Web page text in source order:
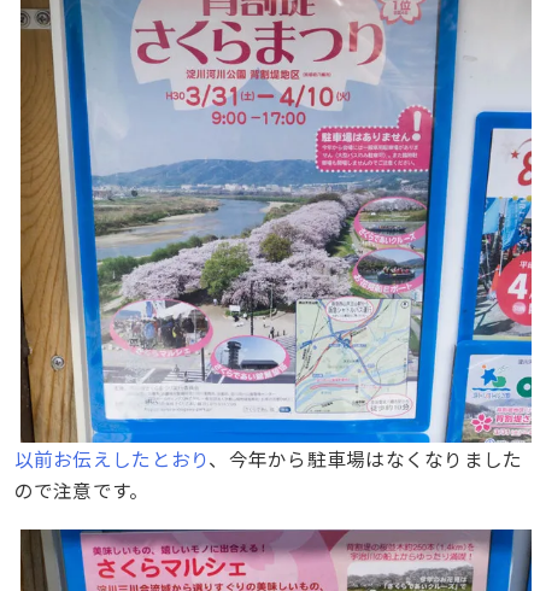
以前お伝えしたとおり、今年から駐車場はなくなりました
ので注意です。